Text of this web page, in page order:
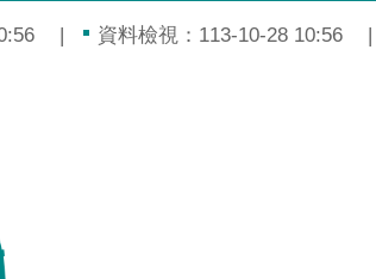
資料檢視：113-10-28 10:56